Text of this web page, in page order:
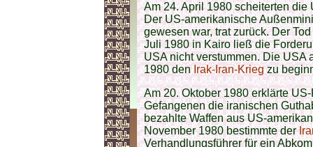
Am 24. April 1980 scheiterten
Der US-amerikanische
gewesen war, trat zurück. Der
Juli 1980 in Kairo ließ die
USA nicht verstummen. Die USA
1980 denIrak-Iran-Kriegzu
Am 20. Oktober 1980 erklärte
Gefangenen die iranischen
bezahlte Waffen aus US-
November 1980 bestimmte der
Verhandlungsführer für ein